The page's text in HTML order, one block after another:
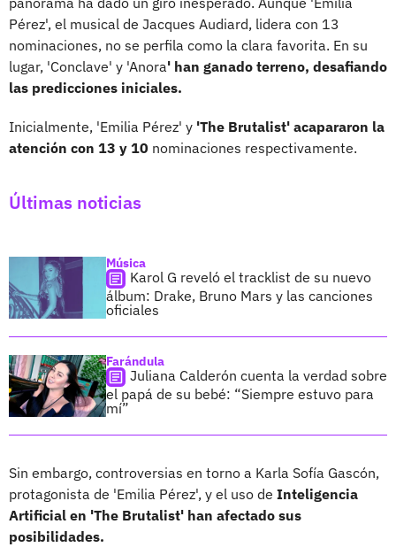
Pérez', el musical de Jacques Audiard, lidera con 13
nominaciones, no se perfila como la clara favorita. En su
lugar, 'Conclave' y 'Anora' han ganado terreno, desafiando
las predicciones iniciales.
Inicialmente, 'Emilia Pérez' y 'The Brutalist' acapararon la
atención con 13 y 10 nominaciones respectivamente.
Últimas noticias
Música
Karol G reveló el tracklist de su nuevo
álbum: Drake, Bruno Mars y las canciones
oficiales
Farándula
Juliana Calderón cuenta la verdad sobre
el papá de su bebé: “Siempre estuvo para
mí”
Sin embargo, controversias en torno a Karla Sofía Gascón,
protagonista de 'Emilia Pérez', y el uso de Inteligencia
Artificial en 'The Brutalist' han afectado sus
posibilidades.